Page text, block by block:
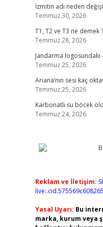
İzmitin adı neden
Temmuz 30, 2026
T1, T2 ve T3 ne demek ?
Temmuz 28, 2026
Jandarma logosundaki
Temmuz 25, 2026
Ariana’nın sesi kaç
Temmuz 25, 2026
Karbonatlı su böcek
Temmuz 24, 2026
Reklam ve İletişim:
Yasal Uyarı: Bu
marka, kurum veya